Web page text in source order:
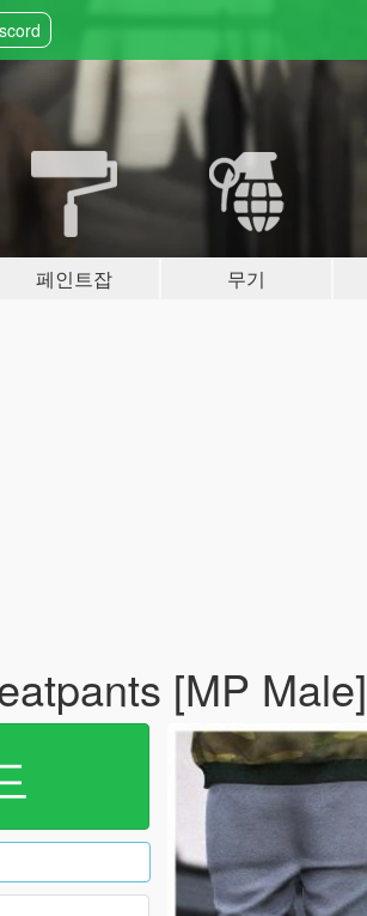
페인트잡 무기
[MP Male]